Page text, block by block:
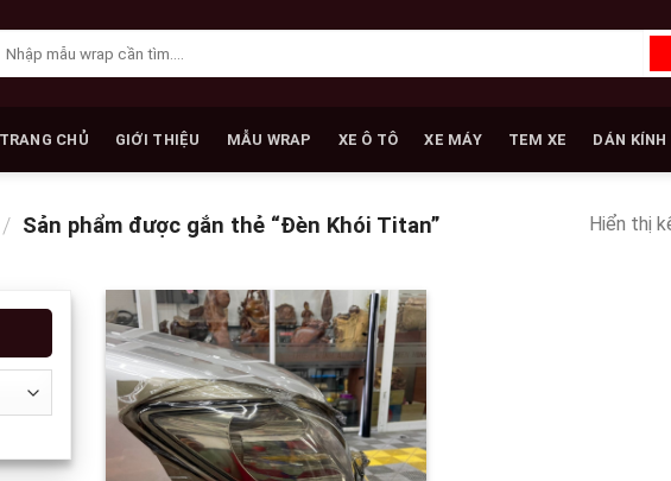
kiếm:
TRANG CHỦ GIỚI THIỆU MẪU WRAP XE Ô TÔ XE MÁY TEM XE DÁN KÍNH
/ Sản phẩm được gắn thẻ “Đèn Khói Titan” Hiển thị